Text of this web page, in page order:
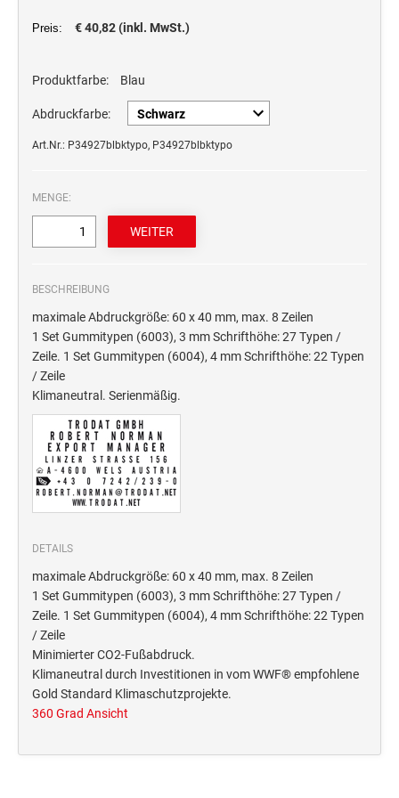
SONSTIGE CLASSIC LINE HANDSTEMPEL
NUMEROTEUR
trodat edy® Motivationsstempel
Trodat Office Professional 4.0 DEUTSCH
Trodat Office Professional 4.0 NEDERLANDS
Office Printy deutsch
Office Printy nederlands
Office Printy italienisch
Office Printy englisch
Office Printy französisch
Trodat 7 Sachen Stempel
Deine Dinge Stempel
Olchi
PRÄGEZANGEN
STEMPEL-KUGELSCHREIBER
Smart Style
Schreibgeräte-Zubehör
TRODAT PRINTY™ PASTELL-EDITION
Textplatten für Trodat Printy
Textplatten für Professional Line Textstempel
Textplatten für Trodat Printy Line Datumstempel
Textplatten für Holzstempel
RAACHERSTEMPEL
Preis: € 40,82 (inkl. MwSt.)
Produktfarbe: Blau
Abdruckfarbe:
Art.Nr.: P34927blbktypo, P34927blbktypo
MENGE:
BESCHREIBUNG
maximale Abdruckgröße: 60 x 40 mm, max. 8 Zeilen
1 Set Gummitypen (6003), 3 mm Schrifthöhe: 27 Typen /
Zeile. 1 Set Gummitypen (6004), 4 mm Schrifthöhe: 22 Typen
/ Zeile
Klimaneutral. Serienmäßig.
DETAILS
maximale Abdruckgröße: 60 x 40 mm, max. 8 Zeilen
1 Set Gummitypen (6003), 3 mm Schrifthöhe: 27 Typen /
Zeile. 1 Set Gummitypen (6004), 4 mm Schrifthöhe: 22 Typen
/ Zeile
Minimierter CO2-Fußabdruck.
Klimaneutral durch Investitionen in vom WWF® empfohlene
Gold Standard Klimaschutzprojekte.
360 Grad Ansicht